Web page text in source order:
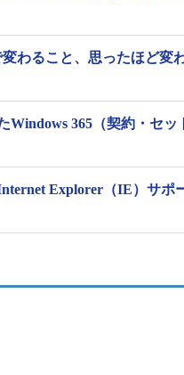
わること、思ったほど変
Windows 365（契約・セッ
Explorer（IE）サポ